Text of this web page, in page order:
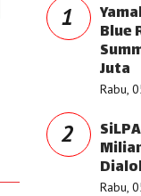
1
Blue
Juta
Rabu,
2
Rabu,